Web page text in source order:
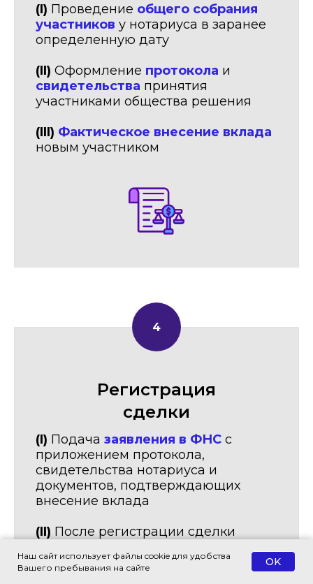
(I) Проведение общего собрания
участников у нотариуса в заранее
определенную дату
(II) Оформление протокола и
свидетельства принятия
участниками общества решения
(III) Фактическое внесение вклада
новым участником
Регистрация
сделки
(I) Подача заявления в ФНС с
приложением протокола,
свидетельства нотариуса и
документов, подтверждающих
внесение вклада
(II) После регистрации сделки
участникапутем подачи обществу
Наш сайт использует файлы cookie для удобства
Вашего пребывания на сайте
OK